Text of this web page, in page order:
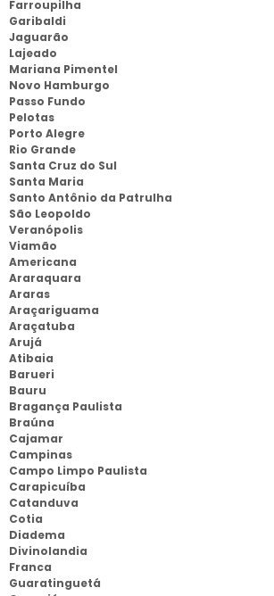
Farroupilha
Garibaldi
Jaguarão
Lajeado
Mariana Pimentel
Novo Hamburgo
Passo Fundo
Pelotas
Porto Alegre
Rio Grande
Santa Cruz do Sul
Santa Maria
Santo Antônio da Patrulha
São Leopoldo
Veranópolis
Viamão
Americana
Araraquara
Araras
Araçariguama
Araçatuba
Arujá
Atibaia
Barueri
Bauru
Bragança Paulista
Braúna
Cajamar
Campinas
Campo Limpo Paulista
Carapicuíba
Catanduva
Cotia
Diadema
Divinolandia
Franca
Guaratinguetá